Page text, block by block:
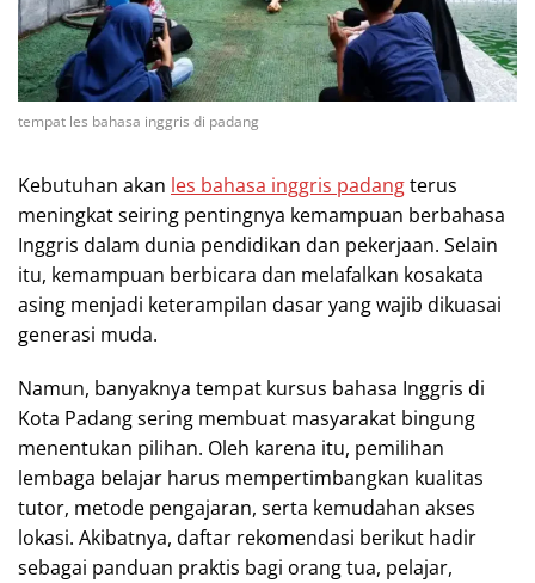
tempat les bahasa inggris di padang
Kebutuhan akan les bahasa inggris padangterus
meningkat seiring pentingnya kemampuan berbahasa
Inggris dalam dunia pendidikan dan pekerjaan. Selain
itu, kemampuan berbicara dan melafalkan kosakata
asing menjadi keterampilan dasar yang wajib dikuasai
generasi muda.
Namun, banyaknya tempat kursus bahasa Inggris di
Kota Padang sering membuat masyarakat bingung
menentukan pilihan. Oleh karena itu, pemilihan
lembaga belajar harus mempertimbangkan kualitas
tutor, metode pengajaran, serta kemudahan akses
lokasi. Akibatnya, daftar rekomendasi berikut hadir
sebagai panduan praktis bagi orang tua, pelajar,